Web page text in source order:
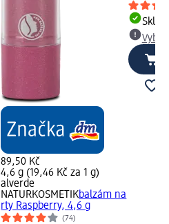
89,50 Kč
4,6 g (19,46 Kč za 1 g)
alverde
NATURKOSMETIKbalzám na
rty Raspberry, 4,6 g
(74)